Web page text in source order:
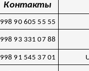
Контакты
998 90 605 55 55
998 93 331 07 88
998 91 545 37 01